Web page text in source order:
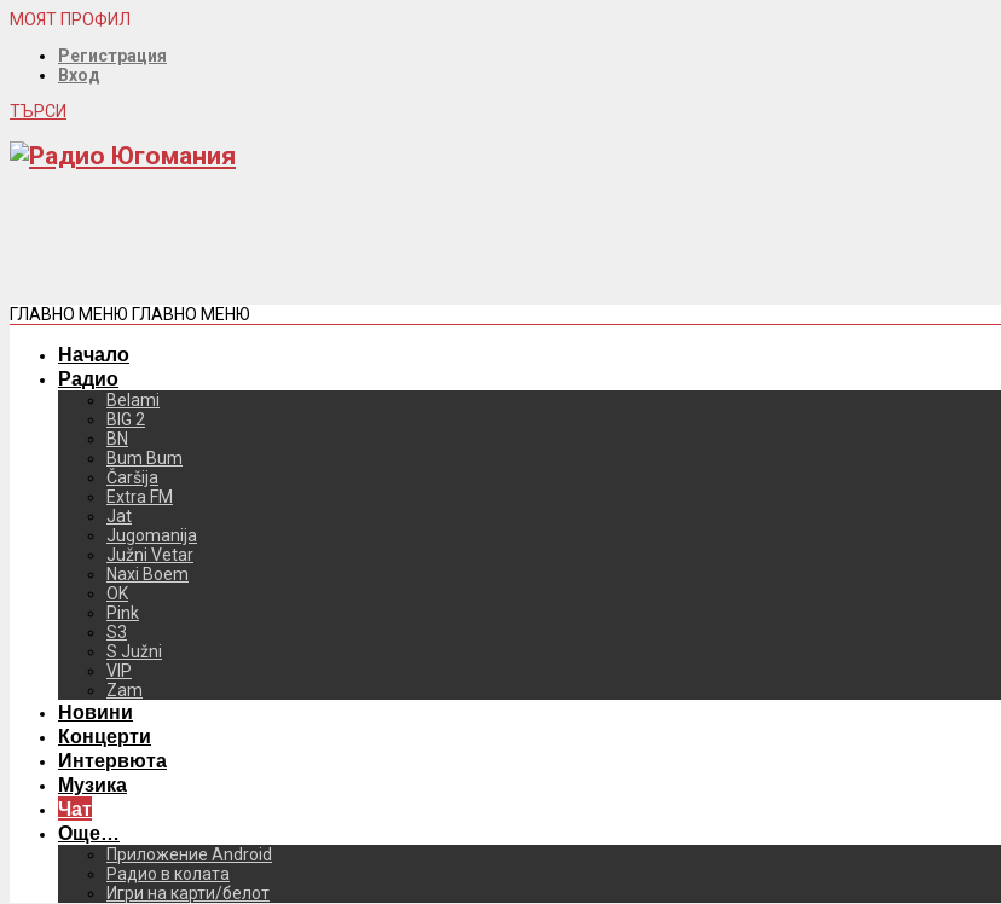
МОЯТ ПРОФИЛ
Регистрация
Вход
ТЪРСИ
ГЛАВНО МЕНЮ ГЛАВНО МЕНЮ
Начало
Радио
Belami
BIG 2
BN
Bum Bum
Čaršija
Extra FM
Jat
Jugomanija
Južni Vetar
Naxi Boem
OK
Pink
S3
S Južni
VIP
Zam
Новини
Концерти
Интервюта
Музика
Чат
Още…
Приложение Android
Радио в колата
Игри на карти/белот